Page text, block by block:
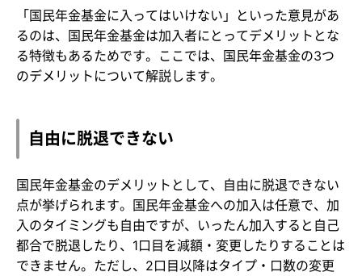
「国民年金基金に入ってはいけない」といった意見があ
るのは、国民年金基金は加入者にとってデメリットとな
る特徴もあるためです。ここでは、国民年金基金の3つ
のデメリットについて解説します。
自由に脱退できない
国民年金基金のデメリットとして、自由に脱退できない
点が挙げられます。国民年金基金への加入は任意で、加
入のタイミングも自由ですが、いったん加入すると自己
都合で脱退したり、1口目を減額・変更したりすることは
できません。ただし、2口目以降はタイプ・口数の変更